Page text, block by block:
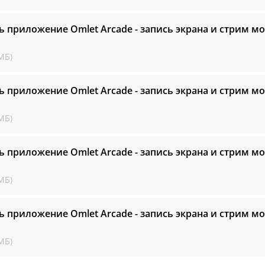
приложение Omlet Arcade - запись экрана и стрим
приложение Omlet Arcade - запись экрана и стрим
приложение Omlet Arcade - запись экрана и стрим
приложение Omlet Arcade - запись экрана и стрим